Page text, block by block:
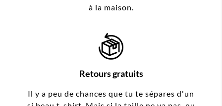
à la maison.
Retours gratuits
Il y a peu de chances que tu te sépares d'un